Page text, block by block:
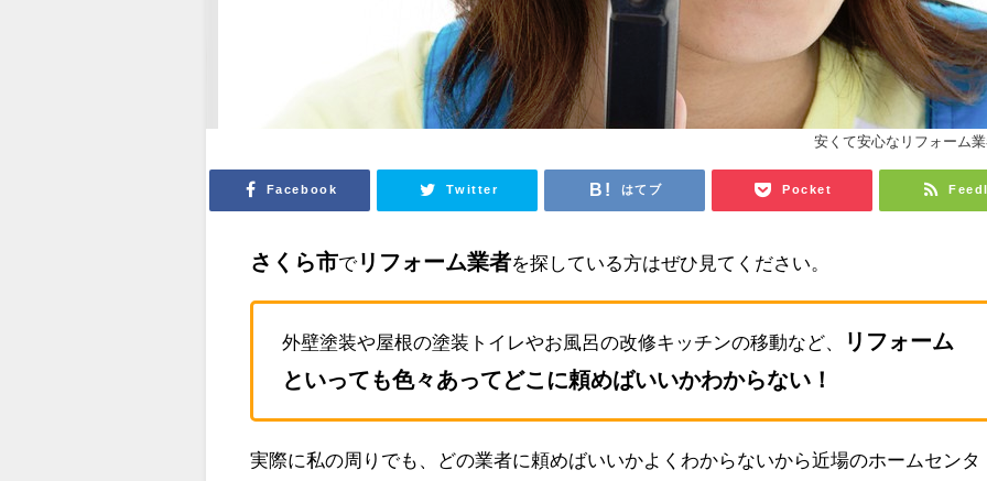
安くて安心なリフォーム
Facebook Twitter はてブ Pocket
さくら市でリフォーム業者を探している方はぜひ見てください。
外壁塗装や屋根の塗装トイレやお風呂の改修キッチンの移動など、
リフォーム
といっても色々あってどこに頼めばいいかわからない！
実際に私の周りでも、どの業者に頼めばいいかよくわからないから近場のホームセンタ